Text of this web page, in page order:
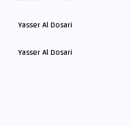
Yasser Al Dosari